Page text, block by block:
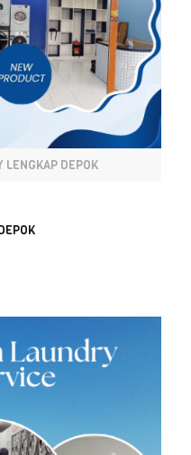
LENGKAP DEPOK